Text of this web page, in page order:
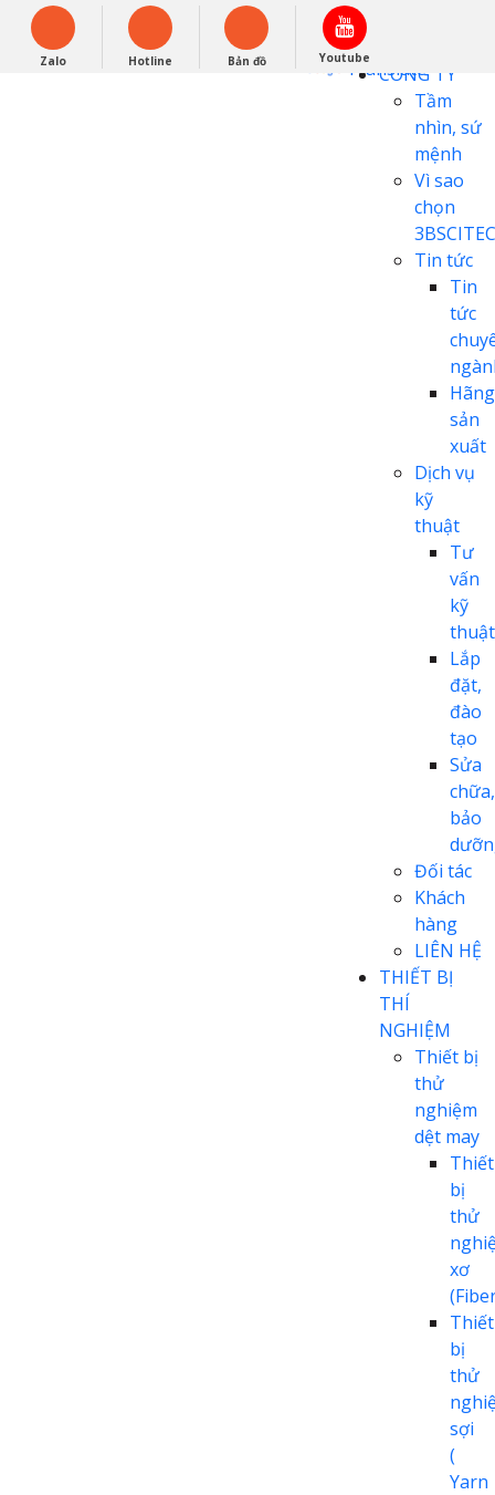
Powered by
Translate
English
0948279988
CÔNG TY
Tầm
nhìn, sứ
mệnh
Vì sao
chọn
Tin tức
Tin
tức
Hãng
sản
xuất
Dịch vụ
kỹ
thuật
Tư
vấn
kỹ
thuật
Lắp
đặt,
đào
tạo
Sửa
chữa,
bảo
Đối tác
Khách
hàng
LIÊN HỆ
THIẾT BỊ
THÍ
NGHIỆM
Thiết bị
thử
nghiệm
dệt may
Thiết
bị
thử
xơ
Thiết
bị
thử
sợi
(
Yarn
Zalo Hotline Bản đồ Youtube